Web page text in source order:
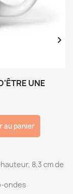

UNE
8,3 cm de
ondes
au panier